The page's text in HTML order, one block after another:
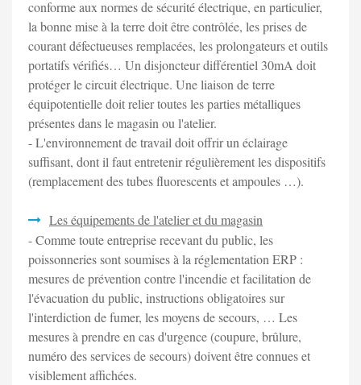
conforme aux normes de sécurité électrique, en particulier,
la bonne mise à la terre doit être contrôlée, les prises de
courant défectueuses remplacées, les prolongateurs et outils
portatifs vérifiés… Un disjoncteur différentiel 30mA doit
protéger le circuit électrique. Une liaison de terre
équipotentielle doit relier toutes les parties métalliques
présentes dans le magasin ou l'atelier.
- L'environnement de travail doit offrir un éclairage
suffisant, dont il faut entretenir régulièrement les dispositifs
(remplacement des tubes fluorescents et ampoules …).
Les équipements de l'atelier et du magasin
- Comme toute entreprise recevant du public, les
poissonneries sont soumises à la réglementation ERP :
mesures de prévention contre l'incendie et facilitation de
l'évacuation du public, instructions obligatoires sur
l'interdiction de fumer, les moyens de secours, … Les
mesures à prendre en cas d'urgence (coupure, brûlure,
numéro des services de secours) doivent être connues et
visiblement affichées.